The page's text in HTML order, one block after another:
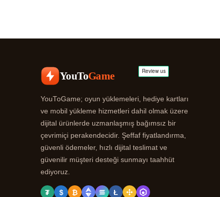
YouToGame
YouToGame; oyun yüklemeleri, hediye kartları
ve mobil yükleme hizmetleri dahil olmak üzere
dijital ürünlerde uzmanlaşmış bağımsız bir
çevrimiçi perakendecidir. Şeffaf fiyatlandırma,
güvenli ödemeler, hızlı dijital teslimat ve
güvenilir müşteri desteği sunmayı taahhüt
ediyoruz.
₮ $ ₿ Ł